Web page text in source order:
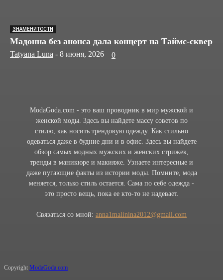
ЗНАМЕНИТОСТИ
Мадонна без анонса дала концерт на Таймс-сквер
Tatyana Luna - 8 июня, 2026 0
ModaGoda.com - это ваш проводник в мир мужской и
женской моды. Здесь вы найдете массу советов по
стилю, как носить трендовую одежду. Как стильно
одеваться даже в будние дни и в офис. Здесь вы найдете
обзор самых модных мужских и женских стрижек,
тренды в маникюре и макияже. Узнаете интересные и
даже пугающие факты из истории моды. Помните, мода
меняется, только стиль остается. Сама по себе одежда -
это просто вещь, пока ее кто-то не надевает.
Связаться со мной: anna1malinina2012@gmail.com
Copyright ModaGoda.com